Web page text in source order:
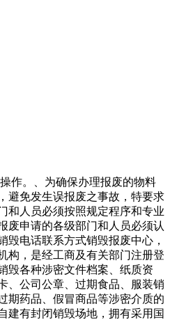
作。、为确保办理报废的物料
避免发生误报废之事故，特要求
和人员必须按照规定程序和专业
废申请的各级部门和人员必须认
毁电话联系方式销毁报废中心，
构，是经工商及有关部门注册登
毁各种涉密文件档案、纸质资
、公司公章、过期食品、服装销
期药品、假冒商品等涉密介质的
建有封闭销毁场地，拥有采用国